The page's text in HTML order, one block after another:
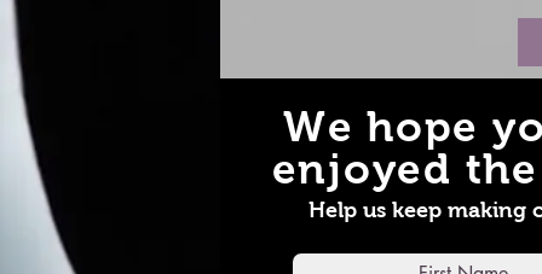
We hope
enjoyed
Help us keep making